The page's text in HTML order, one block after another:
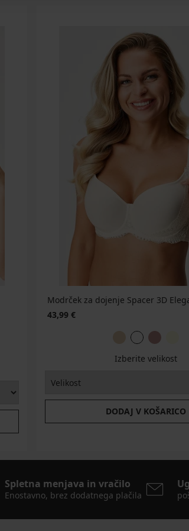
Modrček za dojenje Spacer 3D
43,99 €
Izberite velikost
DODAJ V KOŠARICO
Spletna menjava in vračilo
Enostavno, brez dodatnega plačila